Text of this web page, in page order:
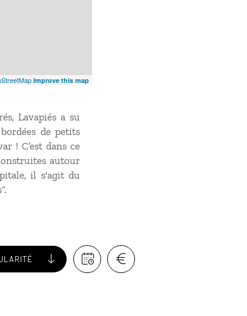
Improve this map
Lavapiés a su
de petits
! C’est dans ce
autour
il s'agit du